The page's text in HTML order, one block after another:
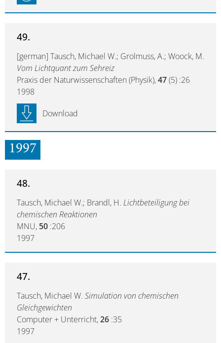
49.
[german] Tausch, Michael W.; Grolmuss, A.; Woock, M.
Vom Lichtquant zum Sehreiz
Praxis der Naturwissenschaften (Physik),47(5) :26
1998
Download
1997
48.
Tausch, Michael W.; Brandl, H. Lichtbeteiligung bei
chemischen Reaktionen
MNU, 50 :206
1997
47.
Tausch, Michael W. Simulation von chemischen
Gleichgewichten
Computer + Unterricht,26 :35
1997